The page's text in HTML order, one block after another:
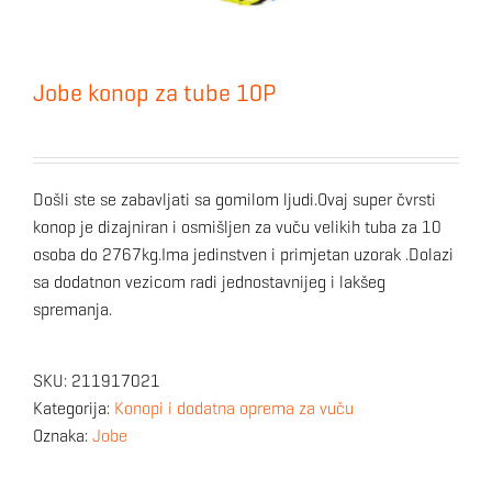
Jobe konop za tube 10P
Došli ste se zabavljati sa gomilom ljudi.Ovaj super čvrsti
konop je dizajniran i osmišljen za vuču velikih tuba za 10
osoba do 2767kg.Ima jedinstven i primjetan uzorak .Dolazi
sa dodatnon vezicom radi jednostavnijeg i lakšeg
spremanja.
SKU: 211917021
Kategorija: Konopi i dodatna oprema za vuču
Oznaka: Jobe